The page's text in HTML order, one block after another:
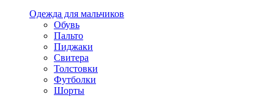
Одежда для мальчиков
Обувь
Пальто
Пиджаки
Свитера
Толстовки
Футболки
Шорты